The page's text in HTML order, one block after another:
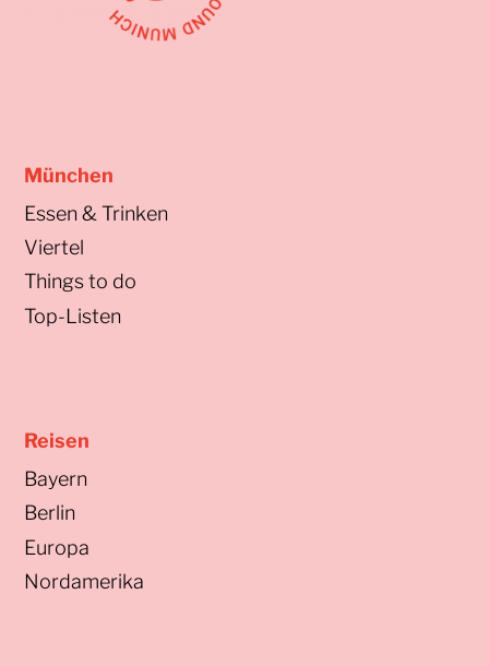
München
Essen & Trinken
Viertel
Things to do
Top-Listen
Reisen
Bayern
Berlin
Europa
Nordamerika